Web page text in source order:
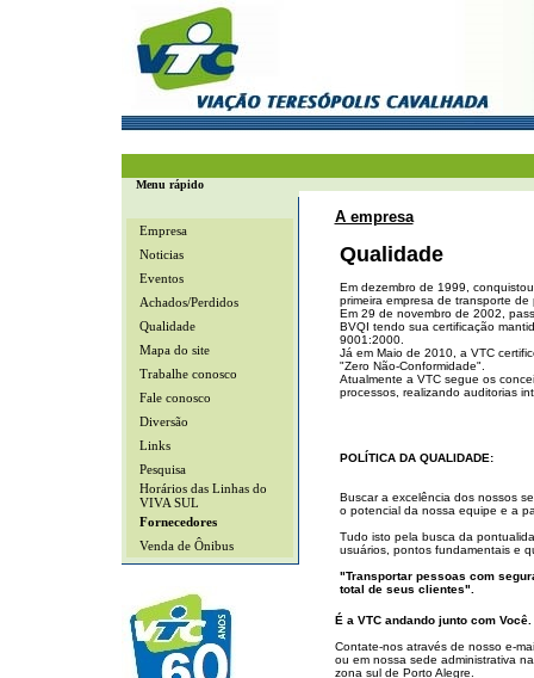
Menu rápido
Empresa
Noticias
Eventos
Achados/Perdidos
Qualidade
Mapa do site
Trabalhe conosco
Fale conosco
Diversão
Links
Pesquisa
Horários das Linhas do
VIVA SUL
Fornecedores
Venda de Ônibus
A empresa
Qualidade
Em dezembro de 1999,
primeira empresa de transporte
Em 29 de novembro de 2002,
BVQI tendo sua certificação
9001:2000.
Já em Maio de 2010, a VTC
"Zero Não-Conformidade".
Atualmente a VTC segue os
processos, realizando auditorias
POLÍTICA DA QUALIDADE:
Buscar a excelência dos nossos
o potencial da nossa equipe e a
Tudo isto pela busca da
usuários, pontos fundamentais e
"Transportar pessoas com
total de seus clientes".
É a VTC andando junto com Você.
Contate-nos através de nosso e-
ou em nossa sede administrativa
zona sul de Porto Alegre.